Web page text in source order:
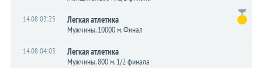
14.08 03:25 Легкая атлетика
Мужчины. 10000 м. Финал
14.08 04:05 Легкая атлетика
Мужчины. 800 м. 1/2 финала